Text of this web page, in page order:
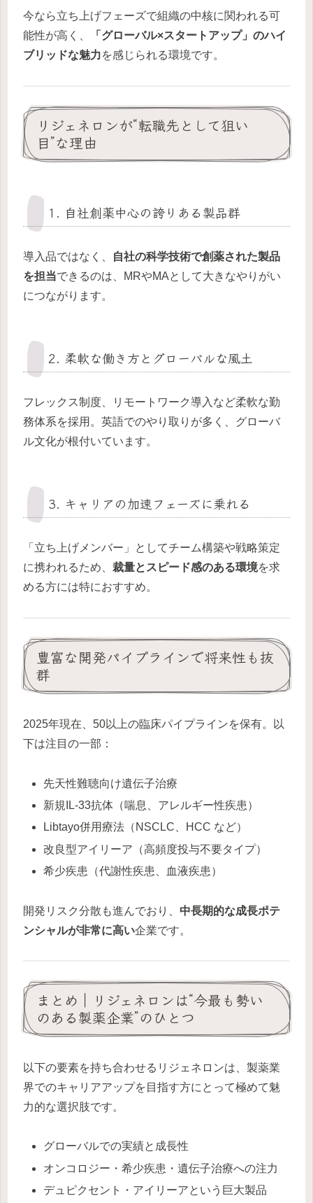
今なら立ち上げフェーズで組織の中核に関われる可
能性が高く、
「グローバル×スタートアップ」のハイ
ブリッドな魅力を感じられる環境です。
リジェネロンが“転職先として狙い
目”な理由
1. 自社創薬中心の誇りある製品群
導入品ではなく、
自社の科学技術で創薬された製品
を担当できるのは、MRやMAとして大きなやりがい
につながります。
2. 柔軟な働き方とグローバルな風土
フレックス制度、リモートワーク導入など柔軟な勤
務体系を採用。英語でのやり取りが多く、グローバ
ル文化が根付いています。
3. キャリアの加速フェーズに乗れる
「立ち上げメンバー」としてチーム構築や戦略策定
に携われるため、 裁量とスピード感のある環境を求
める方には特におすすめ。
豊富な開発パイプラインで将来性も抜
群
2025年現在、50以上の臨床パイプラインを保有。以
下は注目の一部：
先天性難聴向け遺伝子治療
新規IL-33抗体（喘息、アレルギー性疾患）
Libtayo併用療法（NSCLC、HCC など）
改良型アイリーア（高頻度投与不要タイプ）
希少疾患（代謝性疾患、血液疾患）
開発リスク分散も進んでおり、 中長期的な成長ポテ
ンシャルが非常に高い企業です。
まとめ｜リジェネロンは“今最も勢い
のある製薬企業”のひとつ
以下の要素を持ち合わせるリジェネロンは、製薬業
界でのキャリアアップを目指す方にとって極めて魅
力的な選択肢です。
グローバルでの実績と成長性
オンコロジー・希少疾患・遺伝子治療への注力
デュピクセント・アイリーアという巨大製品